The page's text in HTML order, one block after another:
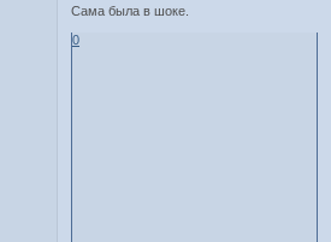
Сама была в шоке.
0